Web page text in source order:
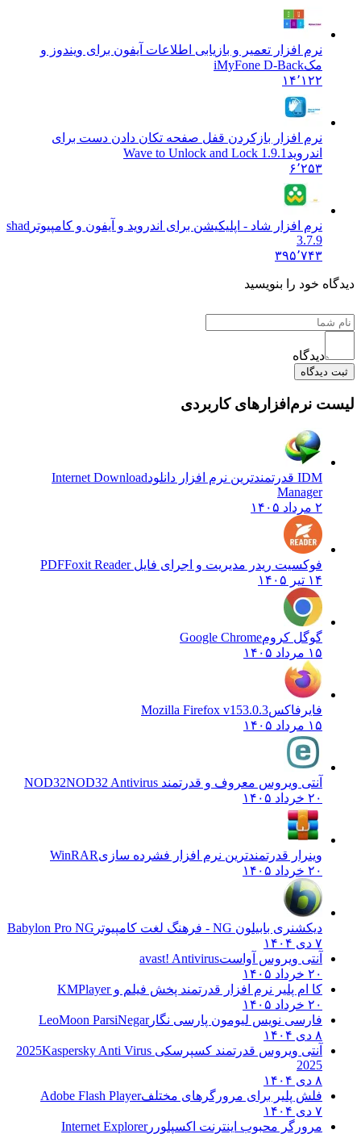
نرم افزار تعمیر و بازیابی اطلاعات آیفون برای ویندوز و
مکiMyFone D-Back
۱۴٬۱۲۲
نرم افزار بازکردن قفل صفحه تکان دادن دست برای
اندروید Wave to Unlock and Lock 1.9.1
۶٬۲۵۳
نرم افزار شاد - اپلیکیشن برای اندروید و آیفون و کامپیوتر shad
3.7.9
۳۹۵٬۷۴۳
دیدگاه خود را بنویسید
دیدگاه
ثبت دیدگاه
لیست نرم‌افزارهای کاربردی
IDM قدرتمندترین نرم افزار دانلود
Internet Download
Manager
۲ مرداد ۱۴۰۵
فوکسیت ریدر مدیریت و اجرای فایل PDFFoxit Reader
۱۴ تیر ۱۴۰۵
گوگل کرومGoogle Chrome
۱۵ مرداد ۱۴۰۵
فایرفاکسMozilla Firefox v153.0.3
۱۵ مرداد ۱۴۰۵
آنتی ویروس معروف و قدرتمند NOD32 NOD32 Antivirus
۲۰ خرداد ۱۴۰۵
وینرار قدرتمندترین نرم افزار فشرده سازیWinRAR
۲۰ خرداد ۱۴۰۵
دیکشنری بابیلون NG - فرهنگ لغت کامپیوتر
Babylon Pro NG
۷ دی ۱۴۰۴
آنتی ویروس آواستavast! Antivirus
۲۰ خرداد ۱۴۰۵
کا ام پلیر نرم افزار قدرتمند پخش فیلم وKMPlayer
۲۰ خرداد ۱۴۰۵
فارسی نویس لیومون پارسی نگارLeoMoon ParsiNegar
۸ دی ۱۴۰۴
آنتی ویروس قدرتمند کسپرسکی 2025 Kaspersky Anti Virus
2025
۸ دی ۱۴۰۴
فلش پلیر برای مرورگرهای مختلفAdobe Flash Player
۷ دی ۱۴۰۴
مرورگر محبوب اینترنت اکسپلوررInternet Explorer